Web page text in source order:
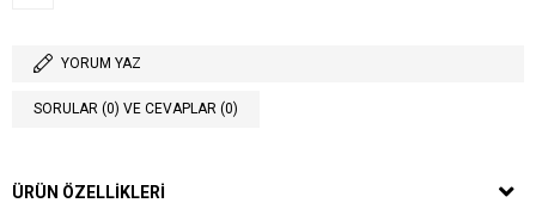
YORUM YAZ
SORULAR (0) VE CEVAPLAR (0)
ÜRÜN ÖZELLIKLERI